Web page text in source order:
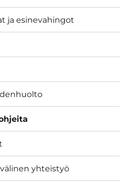
ja esinevahingot
yhteistyö